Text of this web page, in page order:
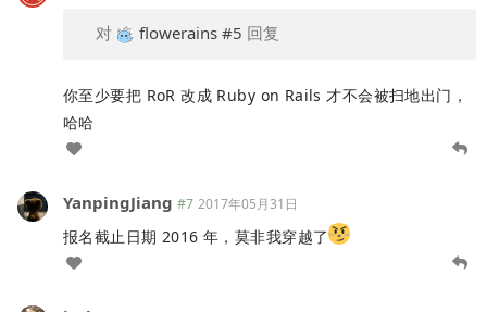
对 flowerains #5 回复
你至少要把 RoR 改成 Ruby on Rails 才不会被扫地出门，
哈哈
YanpingJiang #7 2017年05月31日
报名截止日期 2016 年，莫非我穿越了